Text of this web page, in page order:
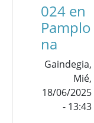
024 en
Pamplo
na
Gaindegia,
Mié,
18/06/2025
- 13:43